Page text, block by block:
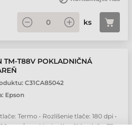
ks
TM-T88V POKLADNIČNÁ
C31CA85042
Epson
Termo • Rozlíšenie tlače: 180 dpi •
mm/sec • Maximálna šírka tlače: 72